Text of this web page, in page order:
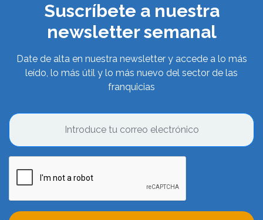
Suscríbete a nuestra
newsletter semanal
Date de alta en nuestra newsletter y accede a lo más
leído, lo más útil y lo más nuevo del sector de las
franquicias